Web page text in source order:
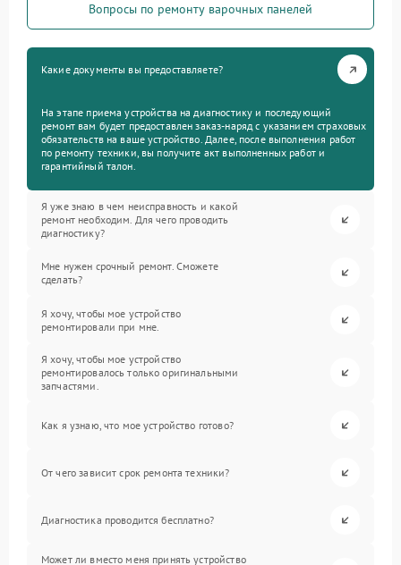
Вопросы по ремонту варочных панелей
Какие документы вы предоставляете?
На этапе приема устройства на диагностику и последующий
ремонт вам будет предоставлен заказ-наряд с указанием страховых
обязательств на ваше устройство. Далее, после выполнения работ
по ремонту техники, вы получите акт выполненных работ и
гарантийный талон.
Я уже знаю в чем неисправность и какой
ремонт необходим. Для чего проводить
диагностику?
Мне нужен срочный ремонт. Сможете
сделать?
Я хочу, чтобы мое устройство
ремонтировали при мне.
Я хочу, чтобы мое устройство
ремонтировалось только оригинальными
запчастями.
Как я узнаю, что мое устройство готово?
От чего зависит срок ремонта техники?
Диагностика проводится бесплатно?
Может ли вместо меня принять устройство